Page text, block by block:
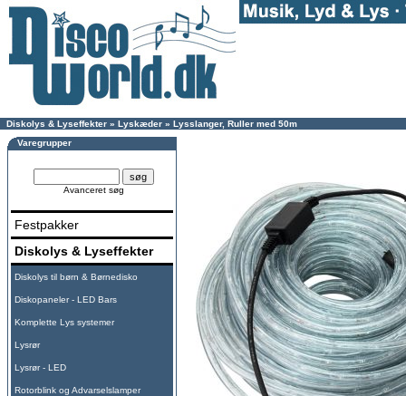
Diskolys & Lyseffekter » Lyskæder » Lysslanger, Ruller med 50m
Varegrupper
Avanceret søg
Festpakker
Diskolys & Lyseffekter
Diskolys til børn & Børnedisko
Diskopaneler - LED Bars
Komplette Lys systemer
Lysrør
Lysrør - LED
Rotorblink og Advarselslamper